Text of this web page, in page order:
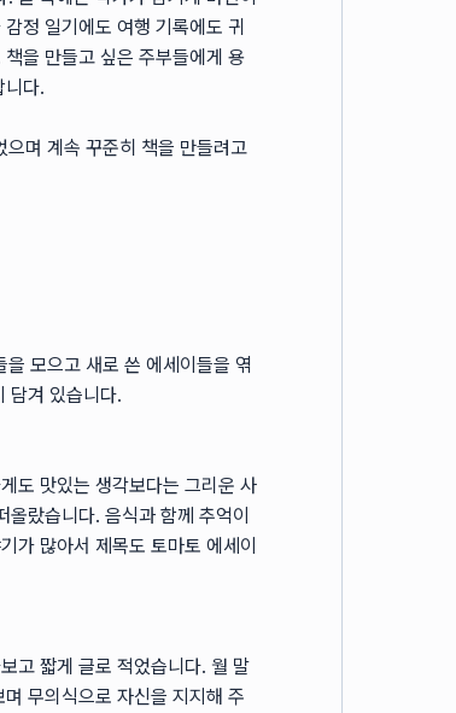
정 일기에도 여행 기록에도 귀
을 만들고 싶은 주부들에게 용
니다.
며 계속 꾸준히 책을 만들려고
모으고 새로 쓴 에세이들을 엮
담겨 있습니다.
도 맛있는 생각보다는 그리운 사
랐습니다. 음식과 함께 추억이
가 많아서 제목도 토마토 에세이
고 짧게 글로 적었습니다. 월 말
무의식으로 자신을 지지해 주